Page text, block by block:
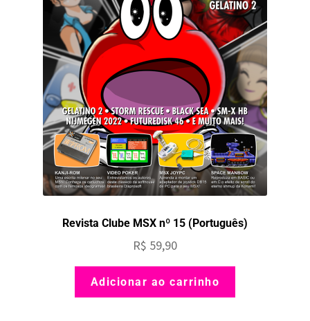
Revista Clube MSX nº 15 (Português)
R$ 59,90
Adicionar ao carrinho